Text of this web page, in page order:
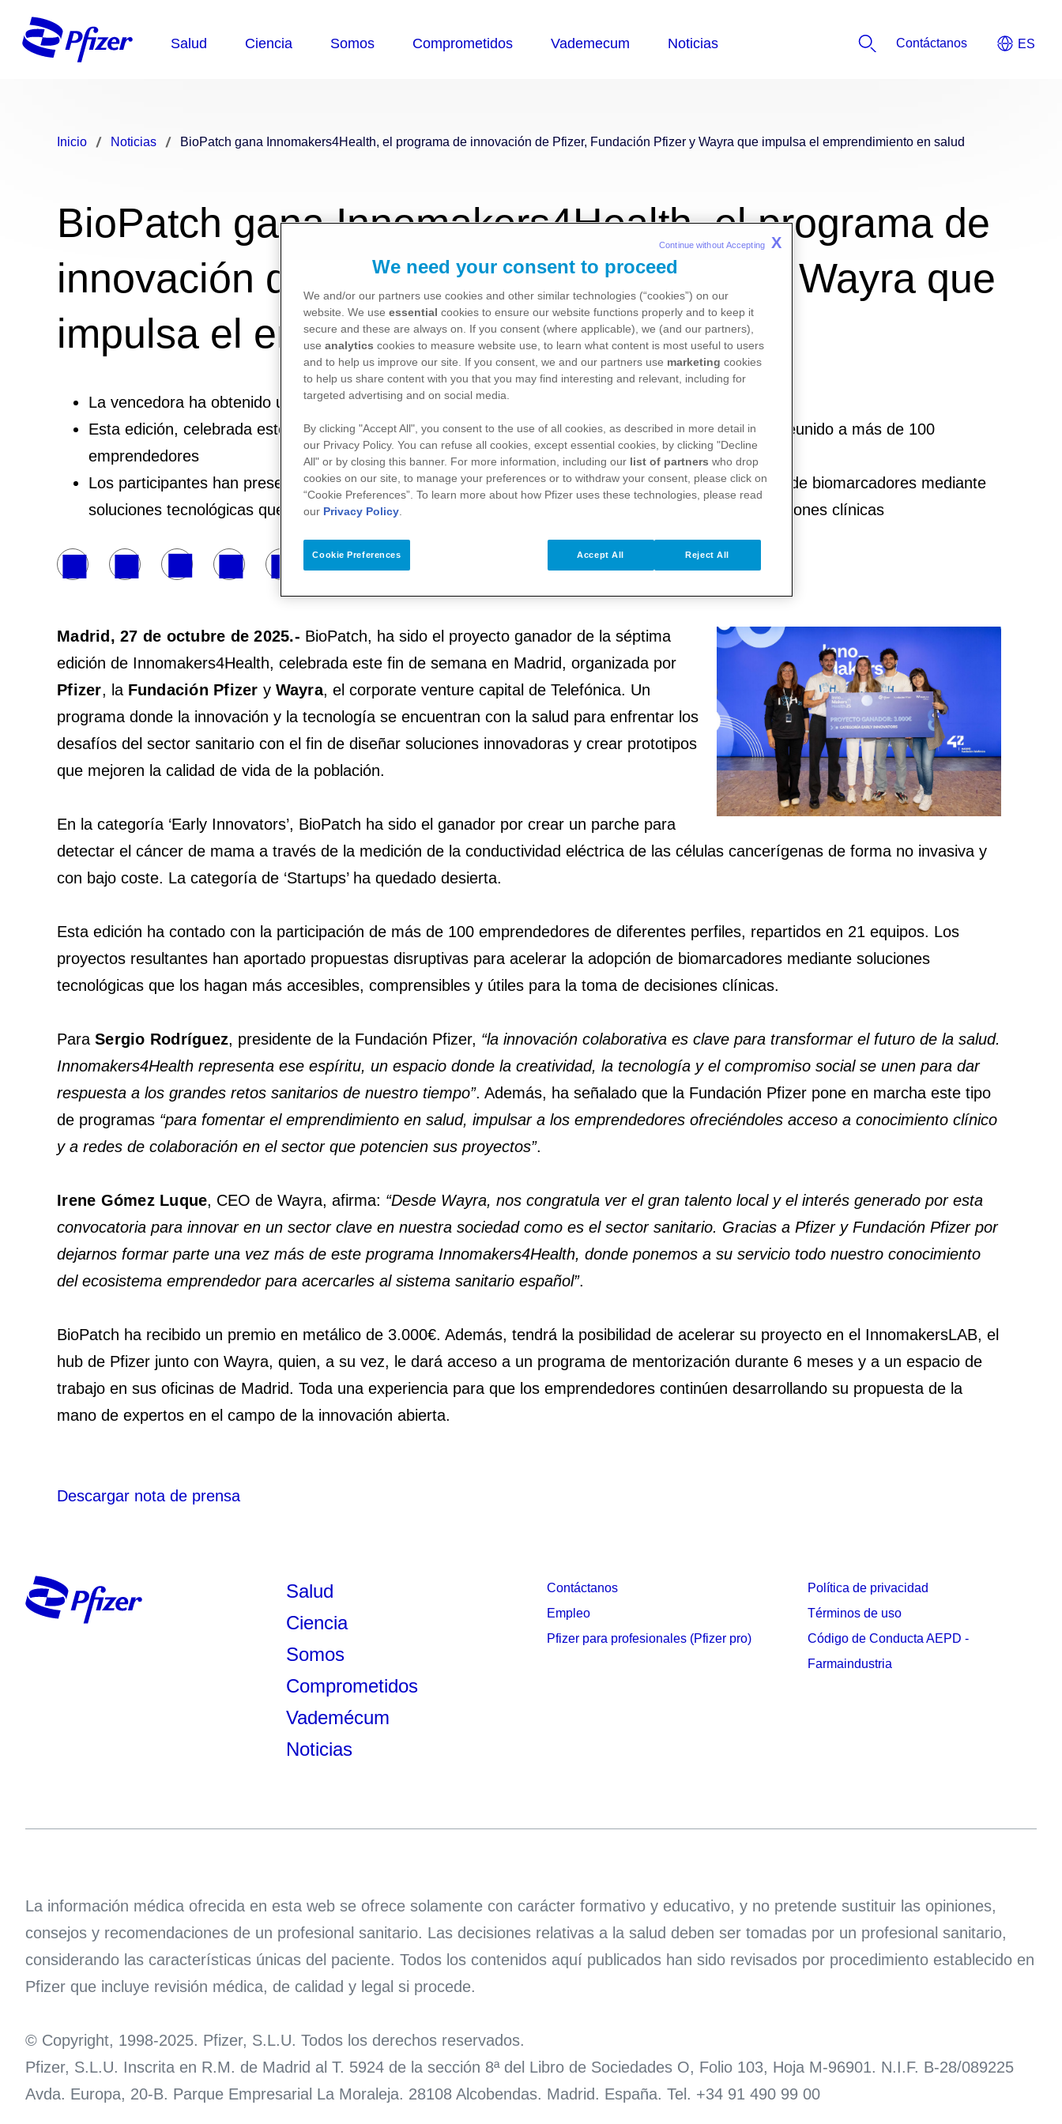
Contáctanos
Inicio Noticias BioPatch gana Innomakers4Health, el programa de innovación de Pfizer, Fundación Pfizer y Wayra que impulsa el emprendimiento en salud
BioPatch gana Innomakers4Health, el programa de
innovación de Pfizer, Fundación Pfizer y Wayra que
impulsa el emprendimiento en salud
La vencedora ha obtenido un premio de 3.000€
Esta edición, celebrada este 24 y 25 de octubre en el campus 42 Madrid Fundación Telefónica, ha reunido a más de 100
emprendedores
Los participantes han presentado sus proyectos respondiendo al reto de cómo acelerar la adopción de biomarcadores mediante
soluciones tecnológicas que los hagan más accesibles, comprensibles y útiles para la toma de decisiones clínicas
Madrid, 27 de octubre de 2025.- BioPatch, ha sido el proyecto ganador de la séptima
edición de Innomakers4Health, celebrada este fin de semana en Madrid, organizada por
Pfizer, la Fundación Pfizer y Wayra, el corporate venture capital de Telefónica. Un
programa donde la innovación y la tecnología se encuentran con la salud para enfrentar los
desafíos del sector sanitario con el fin de diseñar soluciones innovadoras y crear prototipos
que mejoren la calidad de vida de la población.
En la categoría ‘Early Innovators’, BioPatch ha sido el ganador por crear un parche para
detectar el cáncer de mama a través de la medición de la conductividad eléctrica de las células cancerígenas de forma no invasiva y
con bajo coste. La categoría de ‘Startups’ ha quedado desierta.
Esta edición ha contado con la participación de más de 100 emprendedores de diferentes perfiles, repartidos en 21 equipos. Los
proyectos resultantes han aportado propuestas disruptivas para acelerar la adopción de biomarcadores mediante soluciones
tecnológicas que los hagan más accesibles, comprensibles y útiles para la toma de decisiones clínicas.
Para Sergio Rodríguez, presidente de la Fundación Pfizer, “la innovación colaborativa es clave para transformar el futuro de la salud.
Innomakers4Health representa ese espíritu, un espacio donde la creatividad, la tecnología y el compromiso social se unen para dar
respuesta a los grandes retos sanitarios de nuestro tiempo”. Además, ha señalado que la Fundación Pfizer pone en marcha este tipo
de programas “para fomentar el emprendimiento en salud, impulsar a los emprendedores ofreciéndoles acceso a conocimiento clínico
y a redes de colaboración en el sector que potencien sus proyectos”.
Irene Gómez Luque, CEO de Wayra, afirma: “Desde Wayra, nos congratula ver el gran talento local y el interés generado por esta
convocatoria para innovar en un sector clave en nuestra sociedad como es el sector sanitario. Gracias a Pfizer y Fundación Pfizer por
dejarnos formar parte una vez más de este programa Innomakers4Health, donde ponemos a su servicio todo nuestro conocimiento
del ecosistema emprendedor para acercarles al sistema sanitario español”.
BioPatch ha recibido un premio en metálico de 3.000€. Además, tendrá la posibilidad de acelerar su proyecto en el InnomakersLAB, el
hub de Pfizer junto con Wayra, quien, a su vez, le dará acceso a un programa de mentorización durante 6 meses y a un espacio de
trabajo en sus oficinas de Madrid. Toda una experiencia para que los emprendedores continúen desarrollando su propuesta de la
mano de expertos en el campo de la innovación abierta.
Descargar nota de prensa
Salud
Ciencia
Somos
Comprometidos
Vademécum
Noticias
Contáctanos
Empleo
Pfizer para profesionales (Pfizer pro)
Política de privacidad
Términos de uso
Código de Conducta AEPD -
Farmaindustria
La información médica ofrecida en esta web se ofrece solamente con carácter formativo y educativo, y no pretende sustituir las opiniones,
consejos y recomendaciones de un profesional sanitario. Las decisiones relativas a la salud deben ser tomadas por un profesional sanitario,
considerando las características únicas del paciente. Todos los contenidos aquí publicados han sido revisados por procedimiento establecido en
Pfizer que incluye revisión médica, de calidad y legal si procede.
© Copyright, 1998-2025. Pfizer, S.L.U. Todos los derechos reservados.
Pfizer, S.L.U. Inscrita en R.M. de Madrid al T. 5924 de la sección 8ª del Libro de Sociedades O, Folio 103, Hoja M-96901. N.I.F. B-28/089225
Avda. Europa, 20-B. Parque Empresarial La Moraleja. 28108 Alcobendas. Madrid. España. Tel. +34 91 490 99 00
We need your consent to proceed
We and/or our partners use cookies and other similar technologies (“cookies”) on our
website. We use essential cookies to ensure our website functions properly and to keep it
secure and these are always on. If you consent (where applicable), we (and our partners),
use analytics cookies to measure website use, to learn what content is most useful to users
and to help us improve our site. If you consent, we and our partners use marketing cookies
to help us share content with you that you may find interesting and relevant, including for
targeted advertising and on social media.
By clicking "Accept All", you consent to the use of all cookies, as described in more detail in
our Privacy Policy. You can refuse all cookies, except essential cookies, by clicking "Decline
All" or by closing this banner. For more information, including our list of partners who drop
cookies on our site, to manage your preferences or to withdraw your consent, please click on
“Cookie Preferences”. To learn more about how Pfizer uses these technologies, please read
our Privacy Policy
Cookie Preferences Reject All
Accept All
Continue without Accepting X